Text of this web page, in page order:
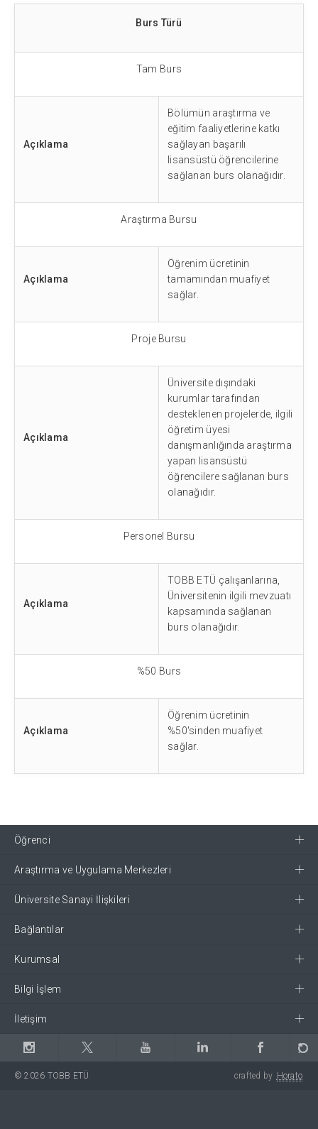
Burs Türü
Tam Burs
Açıklama
Bölümün araştırma ve
eğitim faaliyetlerine katkı
sağlayan başarılı
lisansüstü öğrencilerine
sağlanan burs olanağıdır.
Araştırma Bursu
Açıklama
Öğrenim ücretinin
tamamından muafiyet
sağlar.
Proje Bursu
Açıklama
Üniversite dışındaki
kurumlar tarafından
desteklenen projelerde, ilgili
öğretim üyesi
danışmanlığında araştırma
yapan lisansüstü
öğrencilere sağlanan burs
olanağıdır.
Personel Bursu
Açıklama
TOBB ETÜ çalışanlarına,
Üniversitenin ilgili mevzuatı
kapsamında sağlanan
burs olanağıdır.
%50 Burs
Açıklama
Öğrenim ücretinin
%50'sinden muafiyet
sağlar.
Öğrenci
Araştırma ve Uygulama Merkezleri
Üniversite Sanayi İlişkileri
Bağlantılar
Kurumsal
Bilgi İşlem
İletişim
© 2026 TOBB ETÜ crafted by Horato